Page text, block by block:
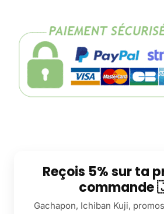
Reçois 5% sur ta
commande
Gachapon, Ichiban Kuji,